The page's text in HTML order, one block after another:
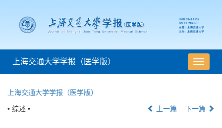
导
航
上海交通大学学报（医学版）
上海交通大学学报（医学版）
• 综述 • 上一篇 下一篇